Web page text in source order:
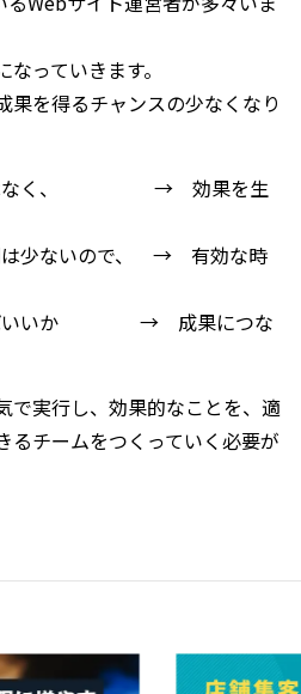
っていきます。
果を得るチャンスの少なくなり
はなく、 → 効果を生
は少ないので、 → 有効な時
ばいいか → 成果につな
で実行し、効果的なことを、適
るチームをつくっていく必要が